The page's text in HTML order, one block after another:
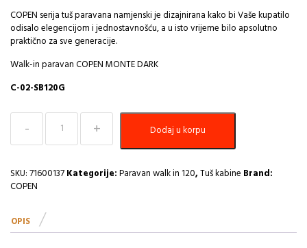
COPEN serija tuš paravana namjenski je dizajnirana kako bi Vaše kupatilo
odisalo elegencijom i jednostavnošću, a u isto vrijeme bilo apsolutno
praktično za sve generacije.
Walk-in paravan COPEN MONTE DARK
C-02-SB120G
Paravan
Walk-
in
8mm
DARK
I
Dodaj u korpu
SKU:71600137Kategorije:Paravan walk in 120,Tuš kabine Brand:
COPEN
OPIS